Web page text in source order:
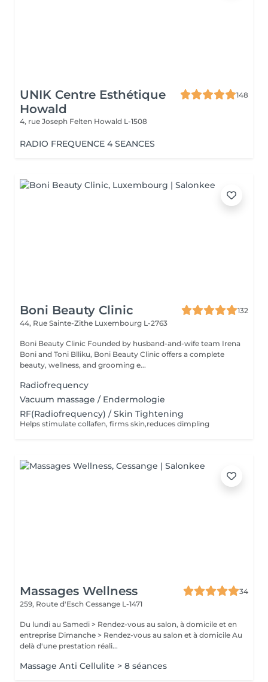
UNIK Centre Esthétique
Howald
148
4, rue Joseph Felten Howald L-1508
RADIO FREQUENCE 4 SEANCES
Boni Beauty Clinic
132
44, Rue Sainte-Zithe Luxembourg L-2763
Boni Beauty Clinic Founded by husband-and-wife team Irena
Boni and Toni Blliku, Boni Beauty Clinic offers a complete
beauty, wellness, and grooming e...
Radiofrequency
Vacuum massage / Endermologie
RF(Radiofrequency) / Skin Tightening
Helps stimulate collafen, firms skin,reduces dimpling
Massages Wellness
34
259, Route d'Esch Cessange L-1471
Du lundi au Samedi > Rendez-vous au salon, à domicile et en
entreprise Dimanche > Rendez-vous au salon et à domicile Au
delà d'une prestation réali...
Massage Anti Cellulite > 8 séances